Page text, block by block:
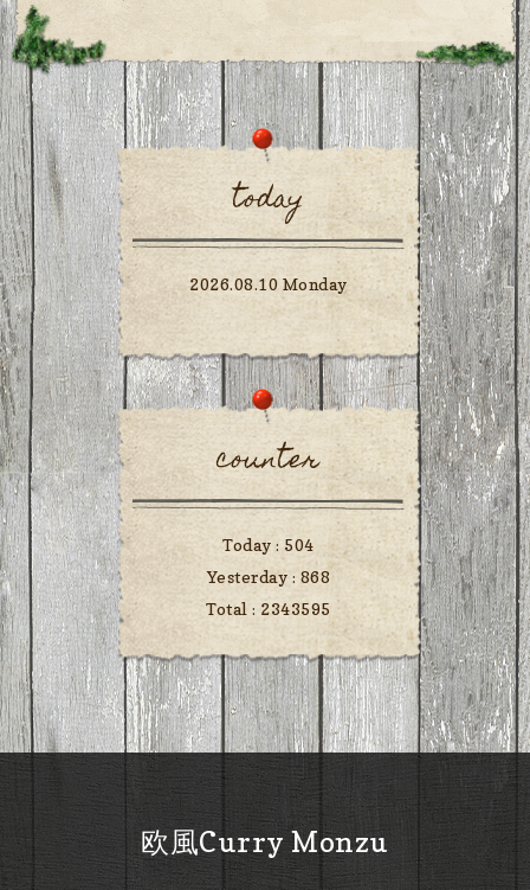
today
2026.08.10 Monday
counter
Today : 504
Yesterday : 868
Total : 2343595
欧風Curry Monzu